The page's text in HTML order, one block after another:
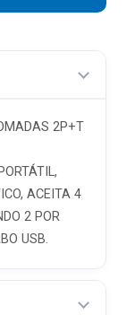
2P+T
ACEITA 4
2 POR
USB.